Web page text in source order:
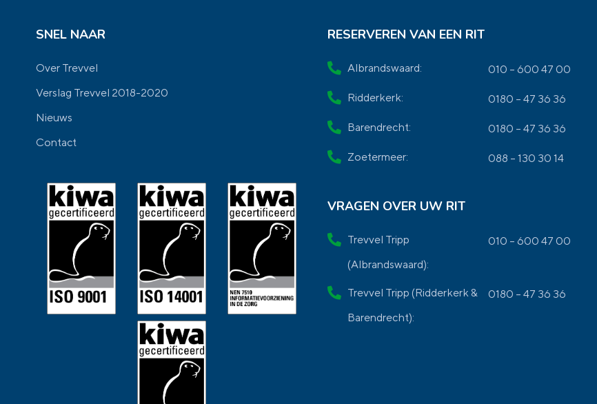
SNEL NAAR
Over Trevvel
Verslag Trevvel 2018-2020
Nieuws
Contact
RESERVEREN VAN EEN RIT
Albrandswaard: 010 – 600 47 00
Ridderkerk: 0180 – 47 36 36
Barendrecht: 0180 – 47 36 36
Zoetermeer: 088 – 130 30 14
VRAGEN OVER UW RIT
Trevvel Tripp
(Albrandswaard):
010 – 600 47 00
Trevvel Tripp (Ridderkerk &
Barendrecht):
0180 – 47 36 36